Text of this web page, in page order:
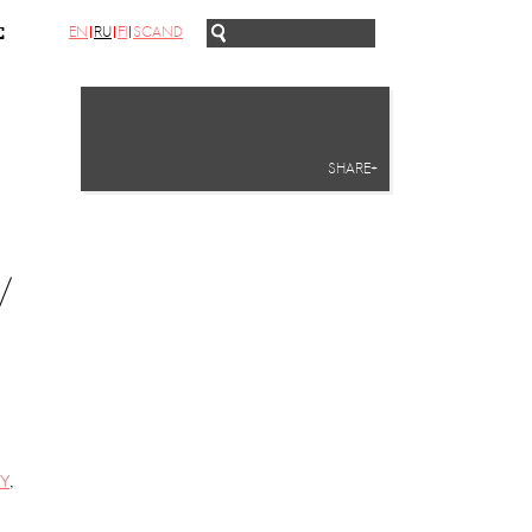
EN RU FI SCAND
,
SHARE+